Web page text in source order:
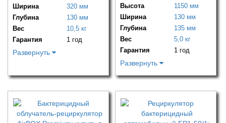
Ширина
320 мм
Глубина
130 мм
Вес
10,5 кг
Гарантия
1 год
Развернуть
Высота
1150 мм
Ширина
130 мм
Глубина
135 мм
Вес
5,0 кг
Гарантия
1 год
Развернуть